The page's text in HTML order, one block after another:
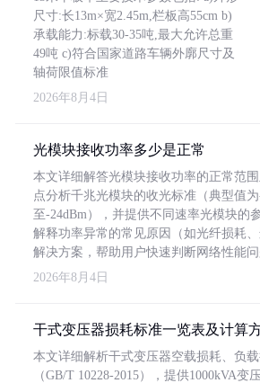
尺寸:长13m×宽2.45m,栏板高55cm b)
承载能力:标载30-35吨,最大允许总重
49吨 c)符合国家道路车辆外廓尺寸及
轴荷限值标准
2026年8月4日
光模块接收功率多少是正常
本文详细解答光模块接收功率的正常范
点分析千兆光模块的收光标准（典型值
至-24dBm），并提供不同速率光模块的
解释功率异常的常见原因（如光纤损耗
解决方案，帮助用户快速判断网络性能问
2026年8月4日
干式变压器损耗标准一览表及计算
本文详细解析干式变压器空载损耗、负
（GB/T 10228-2015），提供1000kVA变